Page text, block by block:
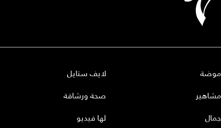
موضة
مشاهير
جمال
لايف ستايل
صحة ورشاقة
لها فيديو